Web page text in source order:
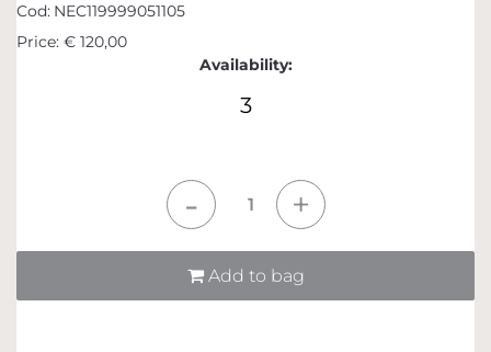
Cod: NEC119999051105
Price: € 120,00
Availability:
3
Add to bag